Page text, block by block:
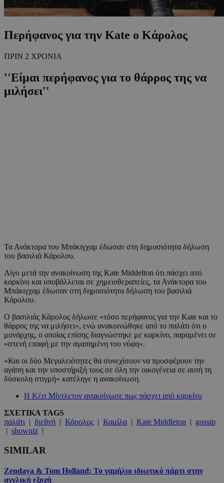
Περήφανος για την Kate ο Κάρολος
ΠΡΙΝ 2 ΧΡΟΝΙΑ
''Είμαι περήφανος για το θάρρος της να
μιλήσει''
Τα Ανάκτορα του Μπάκιγχαμ έδωσαν στη δημοσιότητα δήλωση
του βασιλιά Κάρολου.
Λίγο μετά την ανακοίνωση της Kate Middelton ότι πάσχει από
καρκίνο και υποβάλλεται σε χημειοθεραπείες, τα Ανάκτορα του
Μπάκιγχαμ έδωσαν στη δημοσιότητα δήλωση του βασιλιά
Κάρολου.
Ο βασιλιάς Κάρολος δήλωσε «τόσο περήφανος για την Kate και το
θάρρος της να μιλήσει», ενώ ανακοινώθηκε από το παλάτι ότι ο
μονάρχης, ο οποίος επίσης διαγνώστηκε με καρκίνο, παραμένει σε
«στενή επαφή με την αγαπημένη του νύφη».
«Και οι δύο Μεγαλειότητες θα συνεχίσουν να προσφέρουν την
αγάπη και την υποστήριξή τους σε όλη την οικογένεια σε αυτή τη
δύσκολη στιγμή» κατέληγε η ανακοίνωση.
Η Κέιτ Μίντλετον ανακοίνωσε πως πάσχει από καρκίνο
ΣΧΕΤΙΚΑ TAGS
παλάτι | διεθνή | Κάρολος | Καμίλα | Kate Middleton | gossip
| showniz |
SIMILAR
Zendaya & Tom Holland: Το γαμήλιο ιδιωτικό πάρτι στην
αγγλική εξοχή